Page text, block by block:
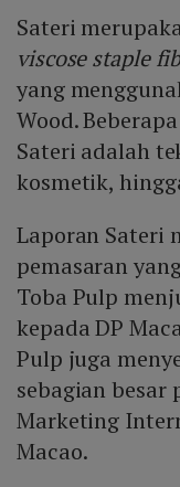
Sateri
viscose staple
yang
Wood.
Sateri adalah
kosmetik,
Laporan Sateri
pemasaran
Toba Pulp
kepada DP
Pulp juga
sebagian besar
Marketing
Macao.